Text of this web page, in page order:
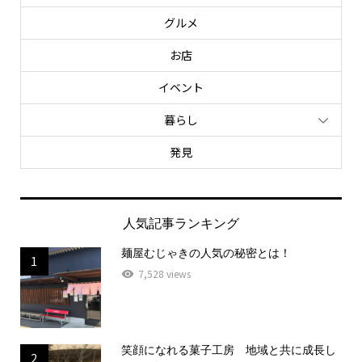
グルメ
お店
イベント
暮らし
発見
人気記事ランキング
1
麺屋むじゃきの人気の秘密とは！
7,528 views
2
笑顔になれる菓子工房 地域と共に成長し